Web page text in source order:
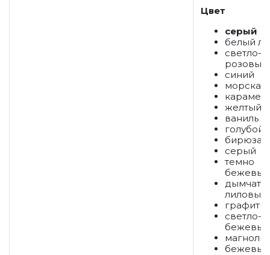
Цвет
серый
белый
светло-
розовый
синий
морская
желтый
ваниль
голубой
бирюза
серый
темно
бежевый
дымчато
лиловый
графит
светло-
бежевый
бежевый